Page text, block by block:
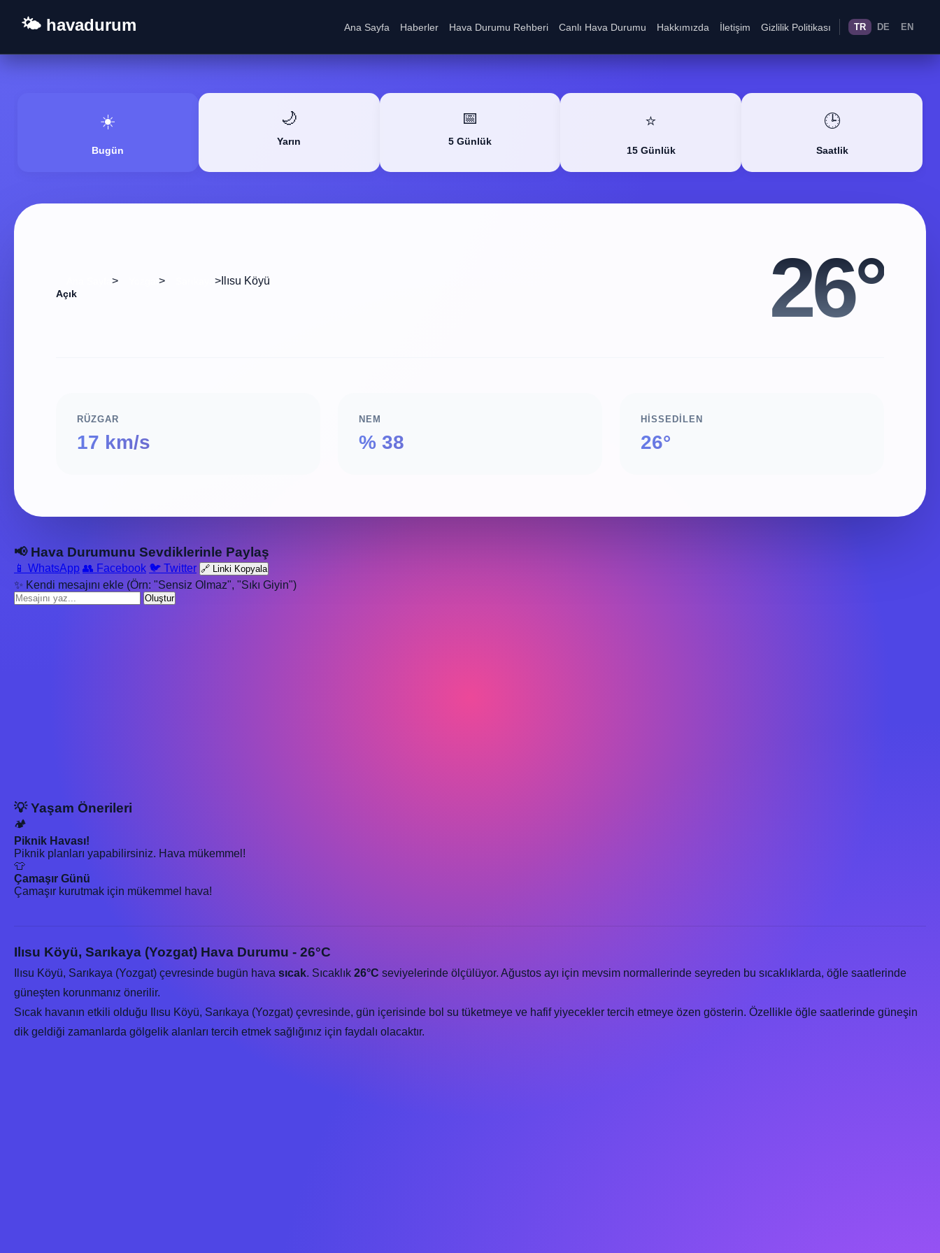
🌤️ havadurum Ana Sayfa Haberler Hava Durumu Rehberi Canlı Hava Durumu Hakkımızda İletişim Gizlilik Politikası TR DE EN
☀️
Bugün
🌙
Yarın
📅
5 Günlük
⭐
15 Günlük
🕒
Saatlik
> > > Ilısu Köyü
Açık 26°
RÜZGAR
17 km/s
NEM
% 38
HISSEDILEN
26°
📢 Hava Durumunu Sevdiklerinle Paylaş
📱 WhatsApp 👥 Facebook 🐦 Twitter 🔗 Linki Kopyala
✨ Kendi mesajını ekle (Örn: "Sensiz Olmaz", "Sıkı Giyin")
Oluştur
💡 Yaşam Önerileri
🏕️
Piknik Havası!
Piknik planları yapabilirsiniz. Hava mükemmel!
👕
Çamaşır Günü
Çamaşır kurutmak için mükemmel hava!
Ilısu Köyü, Sarıkaya (Yozgat) Hava Durumu - 26°C
Ilısu Köyü, Sarıkaya (Yozgat) çevresinde bugün hava sıcak. Sıcaklık 26°C seviyelerinde ölçülüyor. Ağustos ayı için mevsim normallerinde seyreden bu sıcaklıklarda, öğle saatlerinde
güneşten korunmanız önerilir.
Sıcak havanın etkili olduğu Ilısu Köyü, Sarıkaya (Yozgat) çevresinde, gün içerisinde bol su tüketmeye ve hafif yiyecekler tercih etmeye özen gösterin. Özellikle öğle saatlerinde güneşin
dik geldiği zamanlarda gölgelik alanları tercih etmek sağlığınız için faydalı olacaktır.